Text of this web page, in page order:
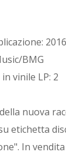
2016
BMG
vinile LP: 2
nuova
etichetta
In